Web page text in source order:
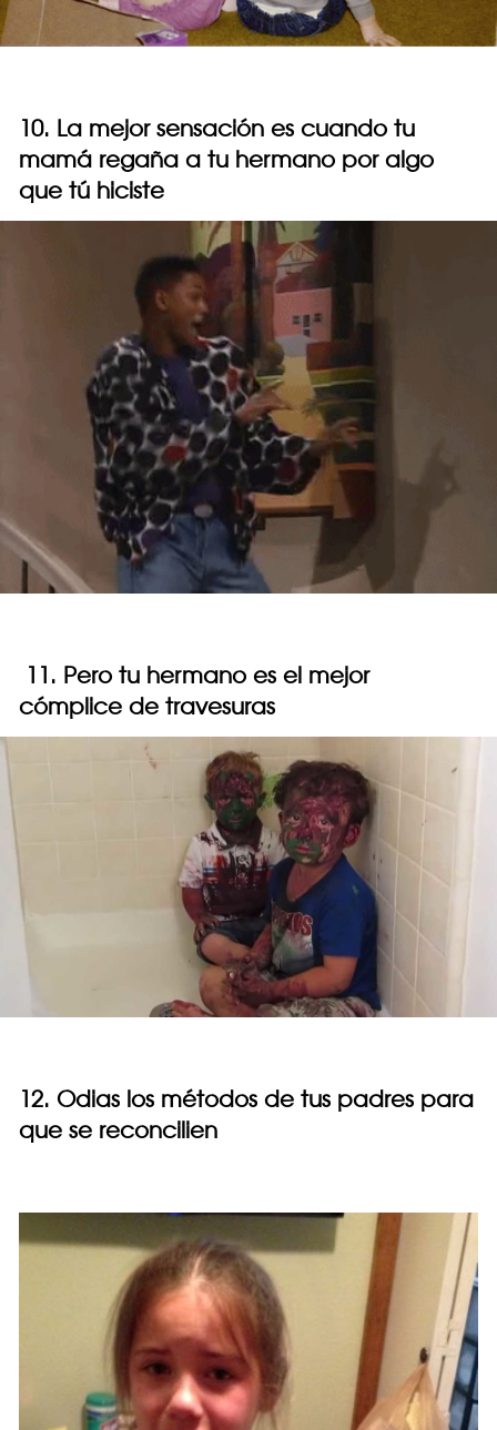
10. La mejor sensación es cuando tu
mamá regaña a tu hermano por algo
que tú hiciste
11. Pero tu hermano es el mejor
cómplice de travesuras
12. Odias los métodos de tus padres para
que se reconcilien